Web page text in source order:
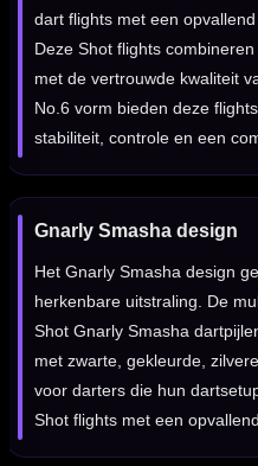
dart flights met een
Deze Shot flights
met de vertrouwde kwaliteit
No.6 vorm bieden deze
stabiliteit, controle en een
Gnarly Smasha design
Het Gnarly Smasha design
herkenbare uitstraling. De
Shot Gnarly Smasha
met zwarte, gekleurde,
voor darters die hun
Shot flights met een